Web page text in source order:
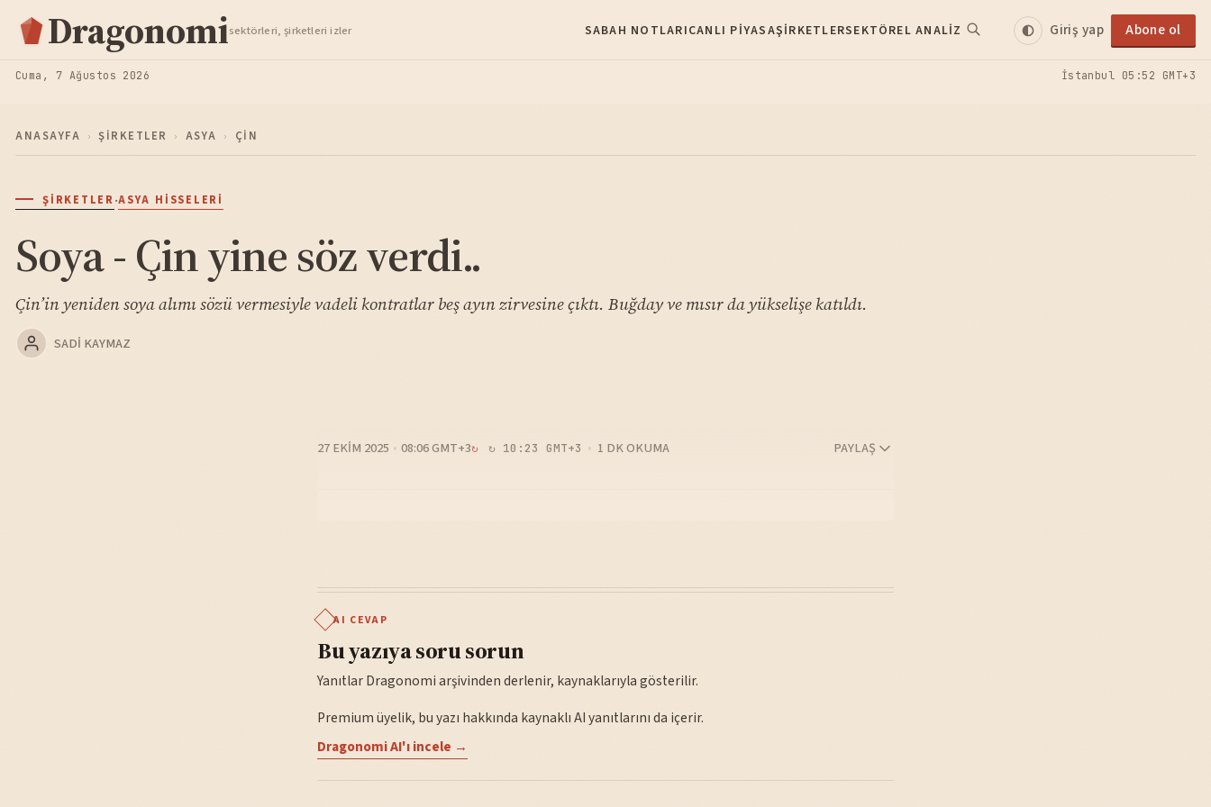
Dragonomisektörleri, şirketleri izler SABAH NOTLARICANLI PIYASAŞIRKETLERSEKTÖREL ANALIZ Giriş yap Abone ol
Cuma, 7 Ağustos 2026 İstanbul 05:52 GMT+3
ANASAYFA › ŞIRKETLER › ASYA › ÇIN
ŞIRKETLER·ASYA HISSELERI
Soya - Çin yine söz verdi..
Çin’in yeniden soya alımı sözü vermesiyle vadeli kontratlar beş ayın zirvesine çıktı. Buğday ve mısır da yükselişe katıldı.
SADI KAYMAZ
27 EKIM 2025 08:06 GMT+3 ↻ 10:23 GMT+3 1 DK OKUMA PAYLAŞ
AI CEVAP
Bu yazıya soru sorun
Yanıtlar Dragonomi arşivinden derlenir, kaynaklarıyla gösterilir.
Premium üyelik, bu yazı hakkında kaynaklı AI yanıtlarını da içerir.
Dragonomi AI'ı incele →